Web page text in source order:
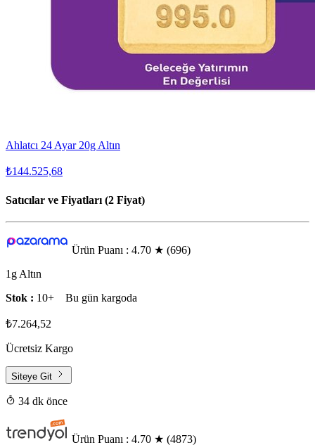
Ahlatcı 24 Ayar 20g Altın
₺144.525,68
Satıcılar ve Fiyatları (2 Fiyat)
Ürün Puanı : 4.70 ★ (696)
1g Altın
Stok : 10+ Bu gün kargoda
₺7.264,52
Ücretsiz Kargo
Siteye Git
34 dk önce
Ürün Puanı : 4.70 ★ (4873)